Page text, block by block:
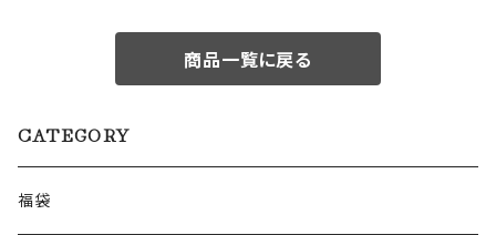
商品一覧に戻る
CATEGORY
福袋